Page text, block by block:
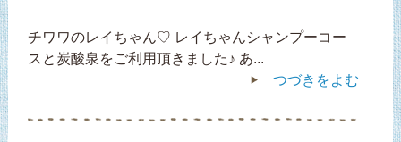
チワワのレイちゃん♡ レイちゃんシャンプーコー
スと炭酸泉をご利用頂きました♪ あ...
つづきをよむ